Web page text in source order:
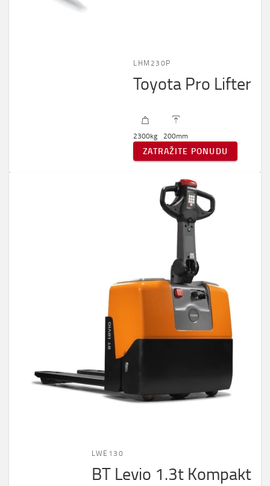
LHM230P
Toyota Pro Lifter
2300kg 200mm
ZATRAŽITE PONUDU
LWE130
BT Levio 1.3t Kompakt